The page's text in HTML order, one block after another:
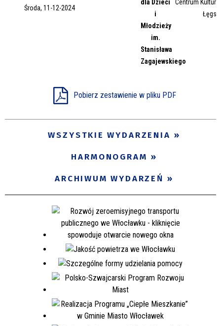
Miejsce
Środa, 11-12-2024
dla Dzieci
i
Młodzieży
im.
Stanisława
Zagajewskiego
Centrum Kultury
Pobierz zestawienie w pliku PDF
WSZYSTKIE WYDARZENIA
HARMONOGRAM
ARCHIWUM WYDARZEŃ